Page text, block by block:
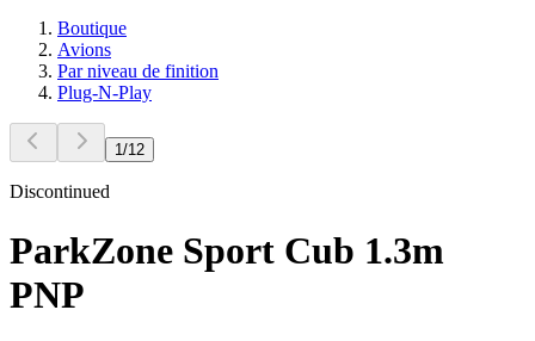
Boutique
Avions
Par niveau de finition
Plug-N-Play
1/12
Discontinued
ParkZone Sport Cub 1.3m
PNP